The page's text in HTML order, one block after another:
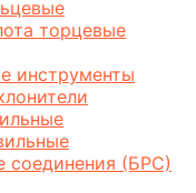
торцевые
инструменты
соединения (БРС)